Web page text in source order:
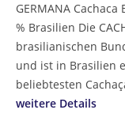
GERMANA Cachaca
% Brasilien Die
brasilianischen
und ist in Brasilien
beliebtesten
weitere Details